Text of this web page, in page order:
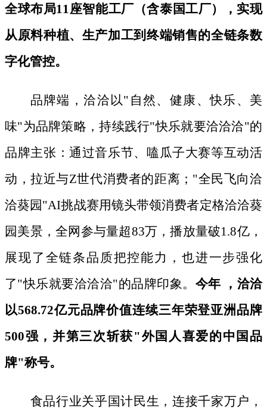
全球布局11座智能工厂（含泰国工厂），实现
从原料种植、生产加工到终端销售的全链条数
字化管控。
品牌端，洽洽以"自然、健康、快乐、美
味"为品牌策略，持续践行"快乐就要洽洽洽"的
品牌主张：通过音乐节、嗑瓜子大赛等互动活
动，拉近与Z世代消费者的距离；"全民飞向洽
洽葵园"AI挑战赛用镜头带领消费者定格洽洽葵
园美景，全网参与量超83万，播放量破1.8亿，
展现了全链条品质把控能力，也进一步强化
了"快乐就要洽洽洽"的品牌印象。 今年
，洽洽
以568.72亿元品牌价值连续三年荣登亚洲品牌
500强，并第三次斩获"外国人喜爱的中国品
牌"称号。
食品行业关乎国计民生，连接千家万户，